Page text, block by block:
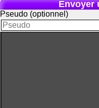
Envoyer
Pseudo (optionnel)